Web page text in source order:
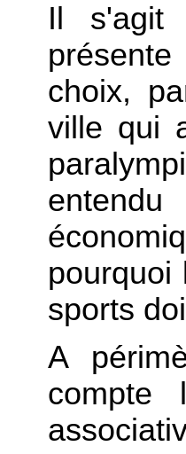
Il s'agit
choix,
ville qui
pourquoi
sports
A
compte